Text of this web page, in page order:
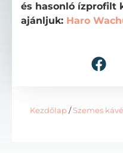
Kezdőlap/Szemes kávé
és hasonló ízprofilt
ajánljuk: Haro